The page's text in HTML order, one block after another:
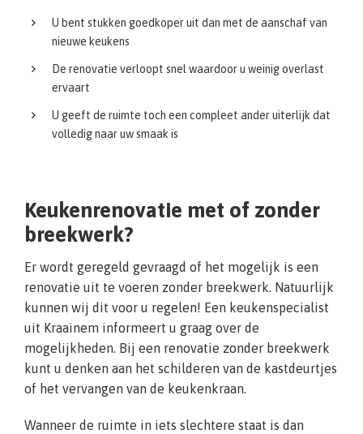
U bent stukken goedkoper uit dan met de aanschaf van
nieuwe keukens
De renovatie verloopt snel waardoor u weinig overlast
ervaart
U geeft de ruimte toch een compleet ander uiterlijk dat
volledig naar uw smaak is
Keukenrenovatie met of zonder
breekwerk?
Er wordt geregeld gevraagd of het mogelijk is een
renovatie uit te voeren zonder breekwerk. Natuurlijk
kunnen wij dit voor u regelen! Een keukenspecialist
uit Kraainem informeert u graag over de
mogelijkheden. Bij een renovatie zonder breekwerk
kunt u denken aan het schilderen van de kastdeurtjes
of het vervangen van de keukenkraan.
Wanneer de ruimte in iets slechtere staat is dan